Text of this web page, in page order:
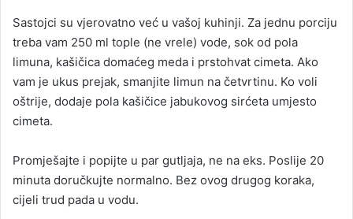
Sastojci su vjerovatno već u vašoj kuhinji. Za jednu porciju
treba vam 250 ml tople (ne vrele) vode, sok od pola
limuna, kašičica domaćeg meda i prstohvat cimeta. Ako
vam je ukus prejak, smanjite limun na četvrtinu. Ko voli
oštrije, dodaje pola kašičice jabukovog sirćeta umjesto
cimeta.
Promješajte i popijte u par gutljaja, ne na eks. Poslije 20
minuta doručkujte normalno. Bez ovog drugog koraka,
cijeli trud pada u vodu.